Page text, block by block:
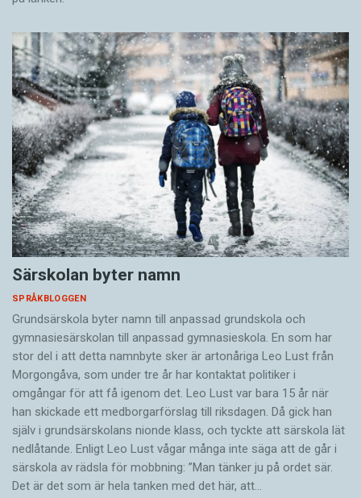
Särskolan byter namn
SPRÅKBLOGGEN
Grundsärskola byter namn till anpassad grundskola och
gymnasiesärskolan till anpassad gymnasieskola. En som har
stor del i att detta namnbyte sker är artonåriga Leo Lust från
Morgongåva, som under tre år har kontaktat politiker i
omgångar för att få igenom det. Leo Lust var bara 15 år när
han skickade ett medborgarförslag till riksdagen. Då gick han
själv i grundsärskolans nionde klass, och tyckte att särskola lät
nedlåtande. Enligt Leo Lust vågar många inte säga att de går i
särskola av rädsla för mobbning: ”Man tänker ju på ordet sär.
Det är det som är hela tanken med det här, att…